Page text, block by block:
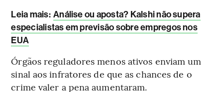
Leia mais: Análise ou aposta? Kalshi não supera
especialistas em previsão sobre empregos nos
EUA
Órgãos reguladores menos ativos enviam um
sinal aos infratores de que as chances de o
crime valer a pena aumentaram.